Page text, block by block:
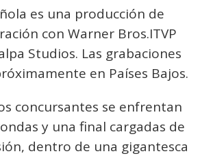
es una producción de
con Warner Bros.ITVP
Studios. Las grabaciones
en Países Bajos.
concursantes se enfrentan
y una final cargadas de
dentro de una gigantesca